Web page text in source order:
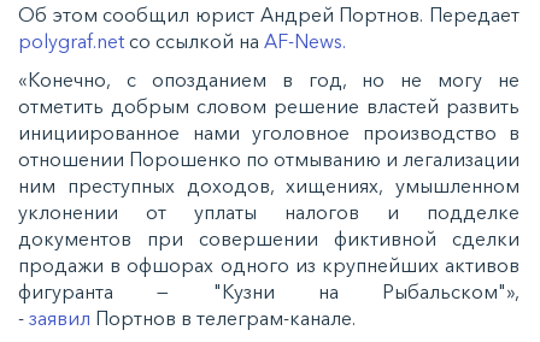
Об этом сообщил юрист Андрей Портнов. Передает
polygraf.net со ссылкой на AF-News.
«Конечно, с опозданием в год, но не могу не
отметить добрым словом решение властей развить
инициированное нами уголовное производство в
отношении Порошенко по отмыванию и легализации
ним преступных доходов, хищениях, умышленном
уклонении от уплаты налогов и подделке
документов при совершении фиктивной сделки
продажи в офшорах одного из крупнейших активов
фигуранта — "Кузни на Рыбальском"»,
- заявил Портнов в телеграм-канале.